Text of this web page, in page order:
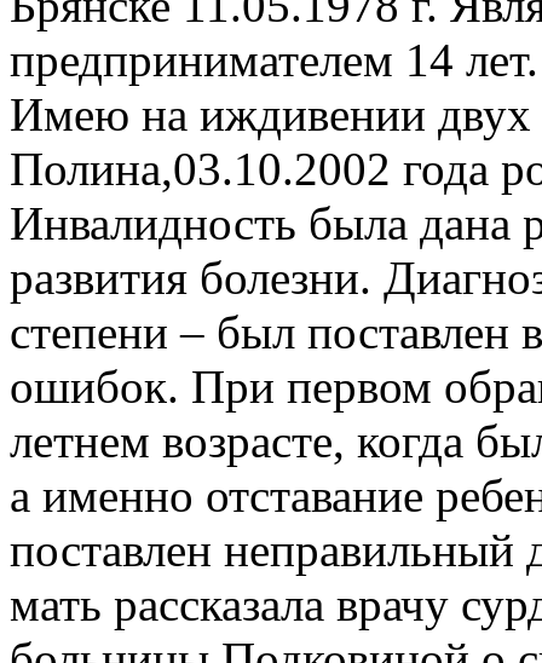
предпринимателем 14
Имею на иждивении двух
Полина,03.10.2002 года
Инвалидность была дана
развития болезни.
степени – был поставлен
ошибок. При первом
летнем возрасте, когда
а именно отставание
поставлен неправильный
мать рассказала врачу